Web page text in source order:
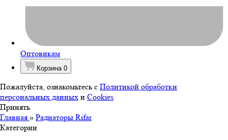
Оптовикам
Корзина 0
Пожалуйста, ознакомьтесь с Политикой обработки
персональных данных и Cookies
Принять
Главная » Радиаторы Rifar
Категории